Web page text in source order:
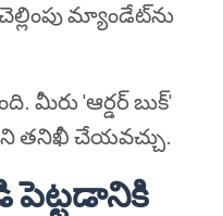
మ్యాండేట్‌ను
మీరు 'ఆర్డర్ బుక్'
తనిఖీ చేయవచ్చు.
పెట్టడానికి